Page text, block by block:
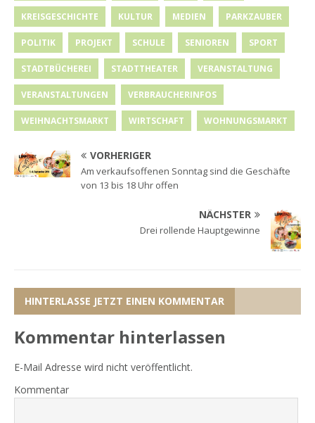
KREISGESCHICHTE KULTUR MEDIEN PARKZAUBER
POLITIK PROJEKT SCHULE SENIOREN SPORT
STADTBÜCHEREI STADTTHEATER VERANSTALTUNG
VERANSTALTUNGEN VERBRAUCHERINFOS
WEIHNACHTSMARKT WIRTSCHAFT WOHNUNGSMARKT
VORHERIGER
Am verkaufsoffenen Sonntag sind die Geschäfte
von 13 bis 18 Uhr offen
NÄCHSTER
Drei rollende Hauptgewinne
HINTERLASSE JETZT EINEN KOMMENTAR
Kommentar hinterlassen
E-Mail Adresse wird nicht veröffentlicht.
Kommentar